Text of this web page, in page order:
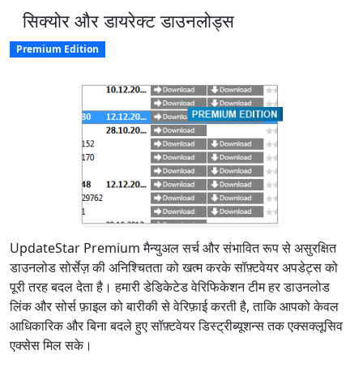
सिक्योर और डायरेक्ट डाउनलोड्स
Premium Edition
UpdateStar Premium मैन्युअल सर्च और संभावित रूप से असुरक्षित
डाउनलोड सोर्सेज़ की अनिश्चितता को खत्म करके सॉफ़्टवेयर अपडेट्स को
पूरी तरह बदल देता है। हमारी डेडिकेटेड वेरिफिकेशन टीम हर डाउनलोड
लिंक और सोर्स फ़ाइल को बारीकी से वेरिफ़ाई करती है, ताकि आपको केवल
आधिकारिक और बिना बदले हुए सॉफ़्टवेयर डिस्ट्रीब्यूशन्स तक एक्सक्लूसिव
एक्सेस मिल सके।